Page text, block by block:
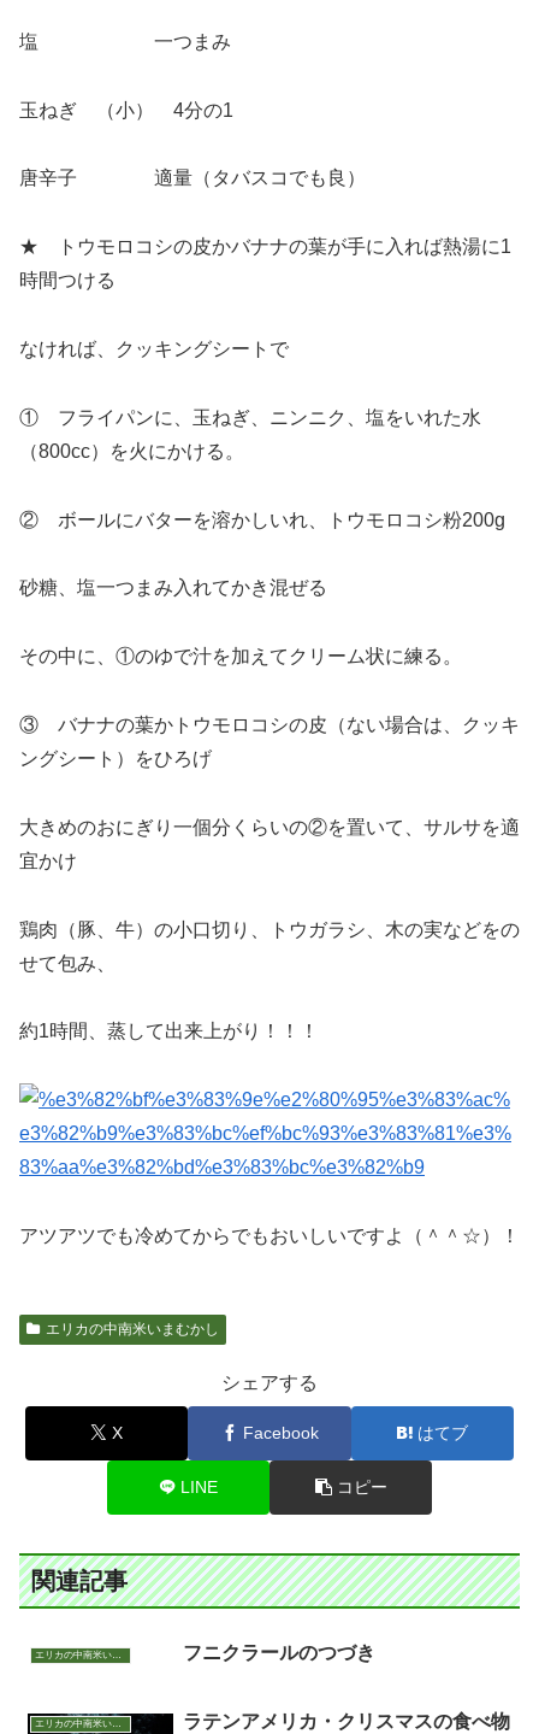
塩 一つまみ
玉ねぎ （小） 4分の1
唐辛子 適量（タバスコでも良）
★ トウモロコシの皮かバナナの葉が手に入れば熱湯に1
時間つける
なければ、クッキングシートで
① フライパンに、玉ねぎ、ニンニク、塩をいれた水
（800cc）を火にかける。
② ボールにバターを溶かしいれ、トウモロコシ粉200g
砂糖、塩一つまみ入れてかき混ぜる
その中に、①のゆで汁を加えてクリーム状に練る。
③ バナナの葉かトウモロコシの皮（ない場合は、クッキ
ングシート）をひろげ
大きめのおにぎり一個分くらいの②を置いて、サルサを適
宜かけ
鶏肉（豚、牛）の小口切り、トウガラシ、木の実などをの
せて包み、
約1時間、蒸して出来上がり！！！
アツアツでも冷めてからでもおいしいですよ（＾＾☆）！
エリカの中南米いまむかし
シェアする
X Facebook はてブ
LINE コピー
関連記事
エリカの中南米いまむかし フニクラールのつづき
エリカの中南米いまむかし
ラテンアメリカ・クリスマスの食べ物